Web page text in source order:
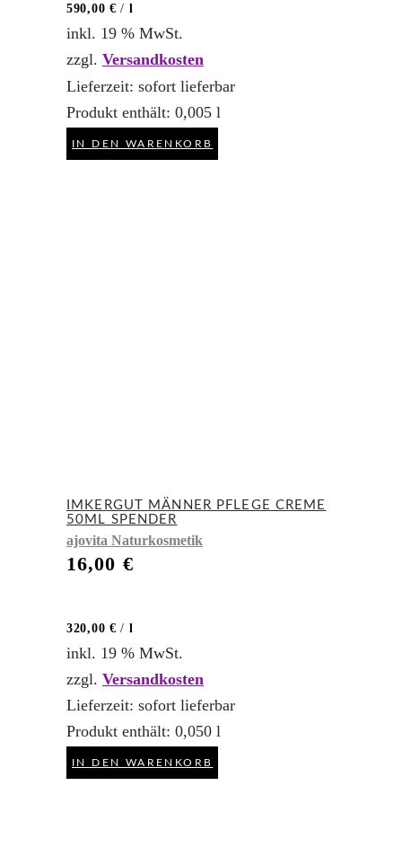
590,00 € / l
inkl. 19 % MwSt.
zzgl. Versandkosten
Lieferzeit: sofort lieferbar
Produkt enthält: 0,005 l
IN DEN WARENKORB
IMKERGUT MÄNNER PFLEGE CREME
50ML SPENDER
ajovita Naturkosmetik
16,00 €
320,00 € / l
inkl. 19 % MwSt.
zzgl. Versandkosten
Lieferzeit: sofort lieferbar
Produkt enthält: 0,050 l
IN DEN WARENKORB